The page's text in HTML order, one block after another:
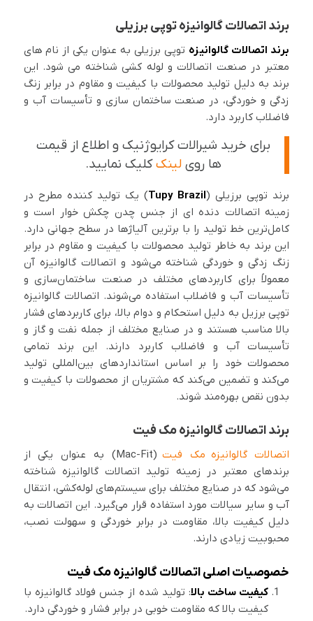
برند اتصالات گالوانیزه توپی برزیلی
برند اتصالات گالوانیزه توپی برزیلی به عنوان یکی از نام های
معتبر در صنعت اتصالات و لوله کشی شناخته می شود. این
برند به دلیل تولید محصولات با کیفیت و مقاوم در برابر زنگ
زدگی و خوردگی، در صنعت ساختمان سازی و تأسیسات آب و
فاضلاب کاربرد دارد.
برای خرید شیرالات کرایوژنیک و اطلاع از قیمت
ها روی لینککلیک نمایید.
برند توپی برزیلی (Tupy Brazil) یک تولید کننده مطرح در
زمینه اتصالات دنده ای از جنس چدن چکش خوار است و
کامل‌ترین خط تولید را با برترین آلیاژها در سطح جهانی دارد.
این برند به خاطر تولید محصولات با کیفیت و مقاوم در برابر
زنگ زدگی و خوردگی شناخته می‌شود و اتصالات گالوانیزه آن
معمولاً برای کاربردهای مختلف در صنعت ساختمان‌سازی و
تأسیسات آب و فاضلاب استفاده می‌شوند. اتصالات گالوانیزه
توپی برزیل به دلیل استحکام و دوام بالا، برای کاربردهای فشار
بالا مناسب هستند و در صنایع مختلف از جمله نفت و گاز و
تأسیسات آب و فاضلاب کاربرد دارند. این برند تمامی
محصولات خود را بر اساس استانداردهای بین‌المللی تولید
می‌کند و تضمین می‌کند که مشتریان از محصولات با کیفیت و
بدون نقص بهره‌مند شوند.
برند اتصالات گالوانیزه مک فیت
اتصالات گالوانیزه مک فیت
(Mac-Fit) به عنوان یکی از
برندهای معتبر در زمینه تولید اتصالات گالوانیزه شناخته
می‌شود که در صنایع مختلف برای سیستم‌های لوله‌کشی، انتقال
آب و سایر سیالات مورد استفاده قرار می‌گیرد. این اتصالات به
دلیل کیفیت بالا، مقاومت در برابر خوردگی و سهولت نصب،
محبوبیت زیادی دارند.
خصوصیات اصلی اتصالات گالوانیزه مک فیت
کیفیت ساخت بالا: تولید شده از جنس فولاد گالوانیزه با
کیفیت بالا که مقاومت خوبی در برابر فشار و خوردگی دارد.